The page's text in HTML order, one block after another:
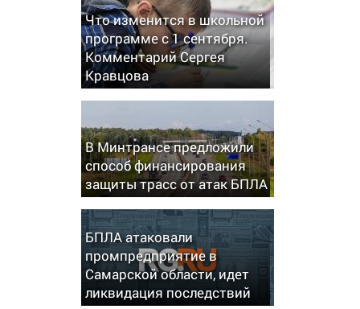
Что изменится в школьной
программе с 1 сентября.
Комментарий Сергея
Кравцова
В Минтрансе предложили
способ финансирования
защиты трасс от атак БПЛА
БПЛА атаковали
промпредприятие в
Самарской области, идет
ликвидация последствий